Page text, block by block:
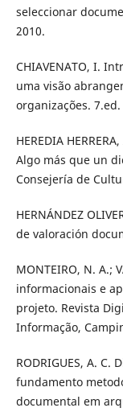
seleccionar
2010.
CHIAVENATO, I.
uma visão
organizações.
HEREDIA
Algo más que un
Consejería de
HERNÁNDEZ
de valoración
MONTEIRO, N. A.;
informacionais e
projeto. Revista
Informação,
RODRIGUES, A.
fundamento
documental em